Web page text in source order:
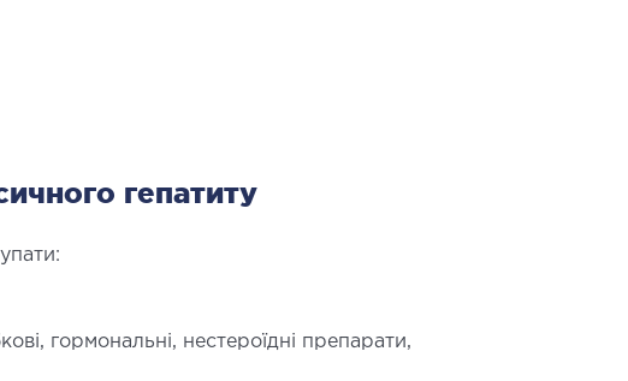
Пластична урологія
гепатиту
гормональні, нестероїдні препарати,